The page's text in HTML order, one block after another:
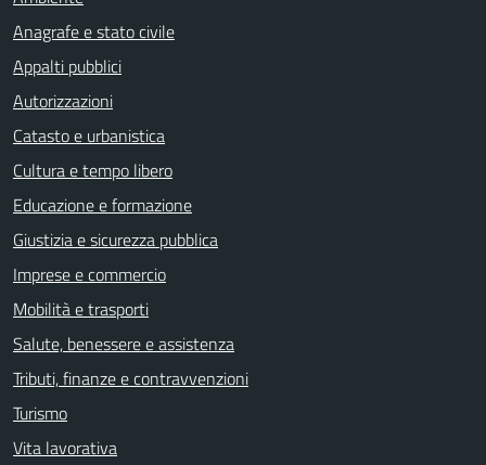
Anagrafe e stato civile
Appalti pubblici
Autorizzazioni
Catasto e urbanistica
Cultura e tempo libero
Educazione e formazione
Giustizia e sicurezza pubblica
Imprese e commercio
Mobilità e trasporti
Salute, benessere e assistenza
Tributi, finanze e contravvenzioni
Turismo
Vita lavorativa